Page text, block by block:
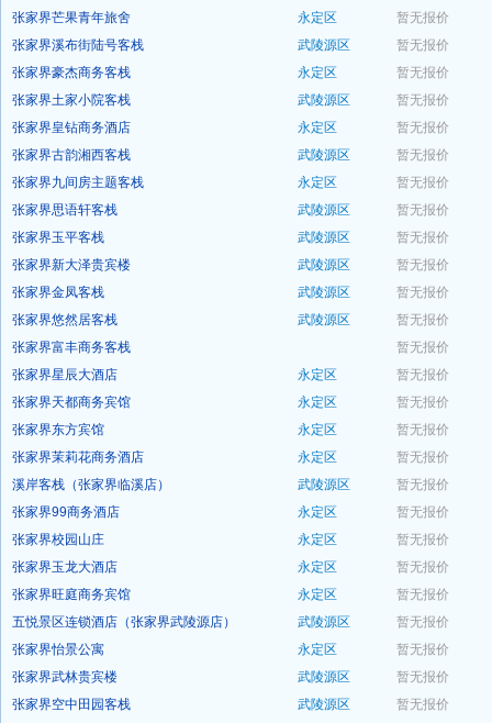
预订
张家界芒果青年旅舍 永定区
暂无报价
预订
张家界溪布街陆号客栈 武陵源区
暂无报价
预订
张家界豪杰商务客栈 永定区
暂无报价
预订
张家界土家小院客栈 武陵源区
暂无报价
预订
张家界皇钻商务酒店 永定区
暂无报价
预订
张家界古韵湘西客栈 武陵源区
暂无报价
预订
张家界九间房主题客栈 永定区
暂无报价
预订
张家界思语轩客栈 武陵源区
暂无报价
预订
张家界玉平客栈 武陵源区
暂无报价
预订
张家界新大泽贵宾楼 武陵源区
暂无报价
预订
张家界金凤客栈 武陵源区
暂无报价
预订
张家界悠然居客栈 武陵源区
暂无报价
预订
张家界富丰商务客栈
暂无报价
预订
张家界星辰大酒店 永定区
暂无报价
预订
张家界天都商务宾馆 永定区
暂无报价
预订
张家界东方宾馆 永定区
暂无报价
预订
张家界茉莉花商务酒店 永定区
暂无报价
预订
溪岸客栈（张家界临溪店） 武陵源区
暂无报价
预订
张家界99商务酒店 永定区
暂无报价
预订
张家界校园山庄 永定区
暂无报价
预订
张家界玉龙大酒店 永定区
暂无报价
预订
张家界旺庭商务宾馆 永定区
暂无报价
预订
五悦景区连锁酒店（张家界武陵源店） 武陵源区
暂无报价
预订
张家界怡景公寓 永定区
暂无报价
预订
张家界武林贵宾楼 武陵源区
暂无报价
预订
张家界空中田园客栈 武陵源区
暂无报价